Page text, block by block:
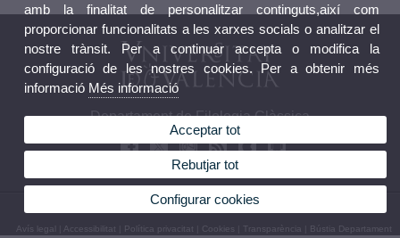
Departament de Filologia Clàssica
© 2026 UV. - Avda. Blasco Ibáñez, 32 46010 València. Telèfon: (+34) 96 386 48 61
Avís legal Accessibilitat Política privacitat Cookies Transparència Bústia Departament
amb la finalitat de personalitzar continguts,així com
proporcionar funcionalitats a les xarxes socials o analitzar el
nostre trànsit. Per a continuar accepta o modifica la
configuració de les nostres cookies. Per a obtenir més
informació Més informació
Acceptar tot
Rebutjar tot
Configurar cookies